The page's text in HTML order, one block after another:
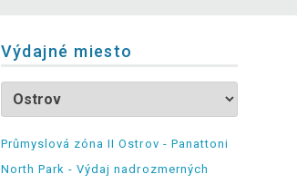
Výdajné miesto
Průmyslová zóna II Ostrov - Panattoni
North Park - Výdaj nadrozmerných